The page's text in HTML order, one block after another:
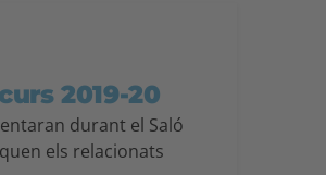
2019-20
durant el Saló
els relacionats